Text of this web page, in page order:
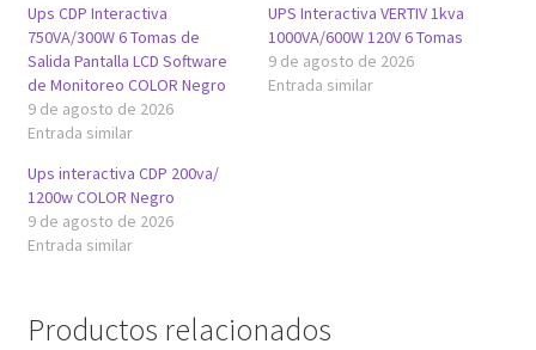
Ups CDP Interactiva
750VA/300W 6 Tomas de
Salida Pantalla LCD Software
de Monitoreo COLOR Negro
9 de agosto de 2026
Entrada similar
UPS Interactiva VERTIV 1kva
1000VA/600W 120V 6 Tomas
9 de agosto de 2026
Entrada similar
Ups interactiva CDP 200va/
1200w COLOR Negro
9 de agosto de 2026
Entrada similar
Productos relacionados